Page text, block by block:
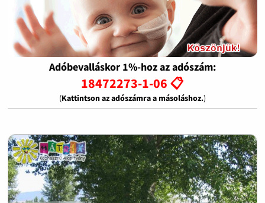
Adóbevalláskor 1%-hoz az adószám:
18472273-1-06 📋
(Kattintson az adószámra a másoláshoz.)